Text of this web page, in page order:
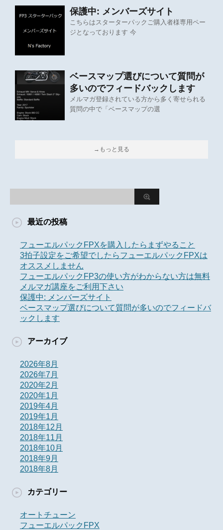
保護中: メンバーズサイト
こちらはスターターパックご購入者様専用ペー
ジとなっております 今
ベースマップ選びについて質問が
多いのでフィードバックします
メルマガ登録されている方から多く寄せられる
質問の中で「ベースマップの選
→もっと見る
最近の投稿
フューエルパックFPXを購入したらまずやること
3拍子設定をご希望でしたらフューエルパックFPXは
オススメしません
フューエルパックFP3の使い方がわからない方は無料
メルマガ講座をご利用下さい
保護中: メンバーズサイト
ベースマップ選びについて質問が多いのでフィードバ
ックします
アーカイブ
2026年8月
2026年7月
2020年2月
2020年1月
2019年4月
2019年1月
2018年12月
2018年11月
2018年10月
2018年9月
2018年8月
カテゴリー
オートチューン
フューエルパックFPX